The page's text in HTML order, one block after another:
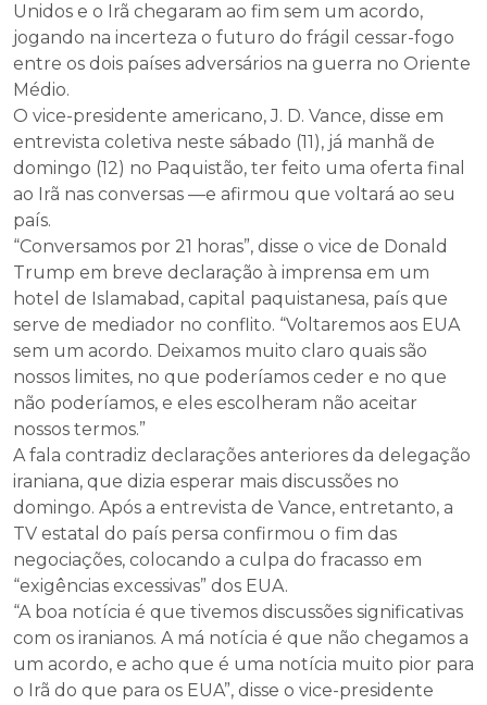
Unidos e o Irã chegaram ao fim sem um acordo,
jogando na incerteza o futuro do frágil cessar-fogo
entre os dois países adversários na guerra no Oriente
Médio.
O vice-presidente americano, J. D. Vance, disse em
entrevista coletiva neste sábado (11), já manhã de
domingo (12) no Paquistão, ter feito uma oferta final
ao Irã nas conversas —e afirmou que voltará ao seu
país.
“Conversamos por 21 horas”, disse o vice de Donald
Trump em breve declaração à imprensa em um
hotel de Islamabad, capital paquistanesa, país que
serve de mediador no conflito. “Voltaremos aos EUA
sem um acordo. Deixamos muito claro quais são
nossos limites, no que poderíamos ceder e no que
não poderíamos, e eles escolheram não aceitar
nossos termos.”
A fala contradiz declarações anteriores da delegação
iraniana, que dizia esperar mais discussões no
domingo. Após a entrevista de Vance, entretanto, a
TV estatal do país persa confirmou o fim das
negociações, colocando a culpa do fracasso em
“exigências excessivas” dos EUA.
“A boa notícia é que tivemos discussões significativas
com os iranianos. A má notícia é que não chegamos a
um acordo, e acho que é uma notícia muito pior para
o Irã do que para os EUA”, disse o vice-presidente